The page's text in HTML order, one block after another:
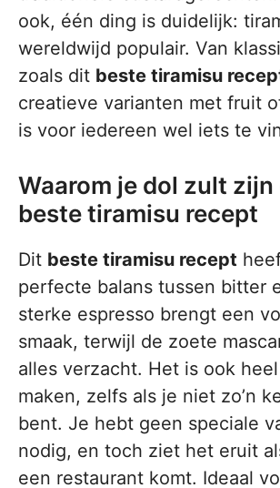
ook, één ding is duidelijk:
wereldwijd populair. Van
zoals dit beste tiramisu
creatieve varianten met fruit
is voor iedereen wel iets te
Waarom je dol zult
beste tiramisu recept
Dit beste tiramisu recept
perfecte balans tussen bitter
sterke espresso brengt een
smaak, terwijl de zoete
alles verzacht. Het is ook
maken, zelfs als je niet zo’n
bent. Je hebt geen speciale
nodig, en toch ziet het eruit
een restaurant komt. Ideaal